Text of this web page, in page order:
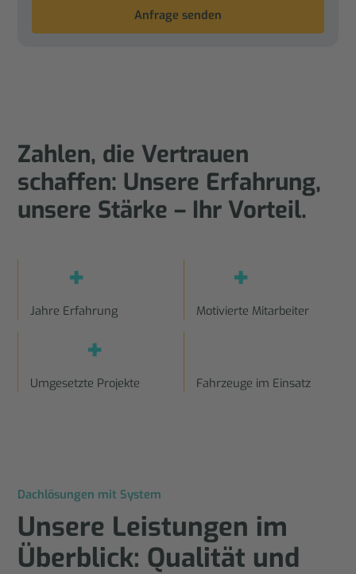
Zahlen, die Vertrauen
schaffen: Unsere Erfahrung,
unsere Stärke – Ihr Vorteil.
+
Jahre Erfahrung
+
Motivierte Mitarbeiter
+
Umgesetzte Projekte Fahrzeuge im Einsatz
Dachlösungen mit System
Unsere Leistungen im
Überblick: Qualität und